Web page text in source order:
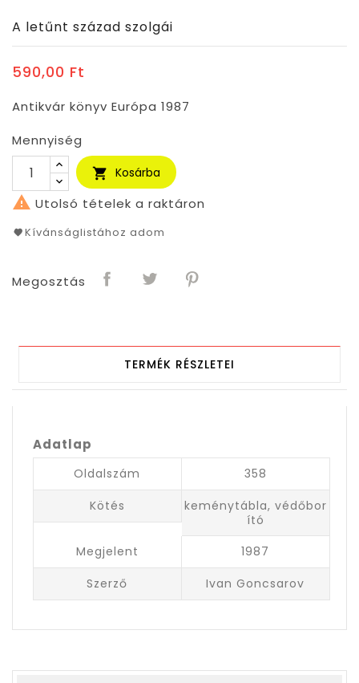
A letűnt század szolgái
590,00 Ft
Antikvár könyv Európa 1987
Mennyiség
 Kosárba
 Utolsó tételek a raktáron
Kívánságlistához adom
Megosztás
TERMÉK RÉSZLETEI
Adatlap
Oldalszám
358
Kötés
keménytábla, védőbor
ító
Megjelent
1987
Szerző
Ivan Goncsarov